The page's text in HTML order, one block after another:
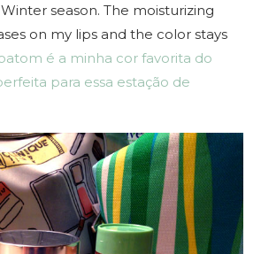
season. The moisturizing
on my lips and the color stays
é a minha cor favorita do
para essa estação de